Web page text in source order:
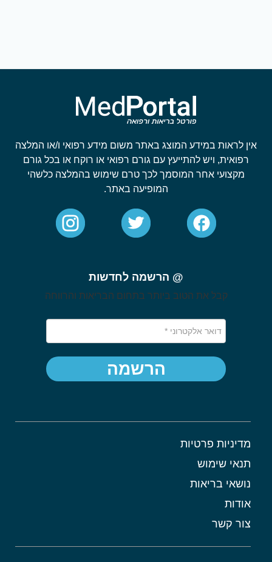
אין לראות במידע המוצג באתר משום מידע רפואי ו/או המלצה
רפואית, ויש להתייעץ עם גורם רפואי או רוקח או בכל גורם
מקצועי אחר המוסמך לכך טרם שימוש בהמלצה כלשהי
המופיעה באתר.
מדיניות פרטיות
תנאי שימוש
נושאי בריאות
אודות
צור קשר
@ הרשמה לחדשות
קבל את הטוב ביותר בתחום הבריאות והרווחה
הרשמה